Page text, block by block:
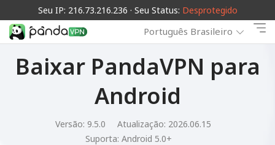
Seu IP: 216.73.216.236 · Seu Status: Desprotegido
Português Brasileiro
Baixar PandaVPN para
Android
Versão: 9.5.0
Atualização: 2026.06.15
Suporta: Android 5.0+